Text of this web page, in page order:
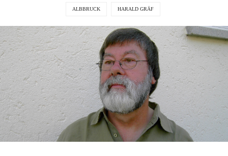
ALBBRUCK HARALD GRÄF